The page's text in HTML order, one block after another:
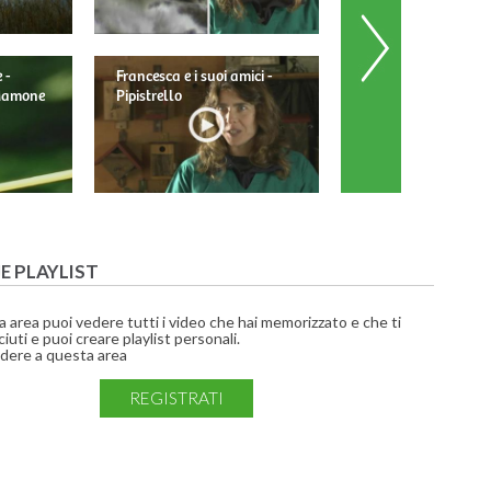
-
Francesca e i suoi amici -
Pipistrello
Francesca e i suoi
PLAYLIST
area puoi vedere tutti i video che hai memorizzato e che ti
e puoi creare playlist personali.
a questa area
REGISTRATI